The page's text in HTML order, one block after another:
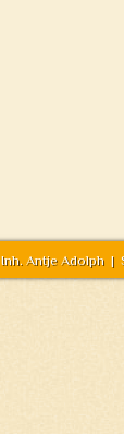
Inh. Antje Adolph |